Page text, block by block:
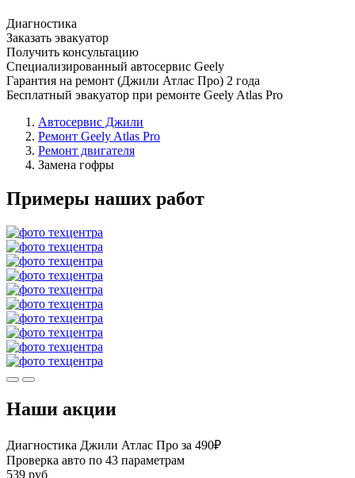
Диагностика
Заказать эвакуатор
Получить консультацию
Специализированный автосервис Geely
Гарантия на ремонт (Джили Атлас Про) 2 года
Бесплатный эвакуатор при ремонте Geely Atlas Pro
Автосервис Джили
Ремонт Geely Atlas Pro
Ремонт двигателя
Замена гофры
Примеры наших работ
Наши акции
Диагностика Джили Атлас Про за 490₽
Проверка авто по 43 параметрам
539 руб